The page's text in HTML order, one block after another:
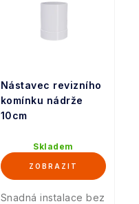
Nástavec revizního
komínku nádrže
10cm
Skladem
Snadná instalace bez